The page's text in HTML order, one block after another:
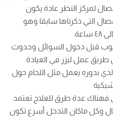
لمركز النظر عادة يكون
التي ذكرناها سابقا وهو
قبل دخول السوائل وحدوث
طريق عمل ليزر في العيادة
بدوره يعمل مثل اللحام حول
فهناك عدة طرق للعلاج تعتمد
وكل ماكان التدخل أسرع تكون